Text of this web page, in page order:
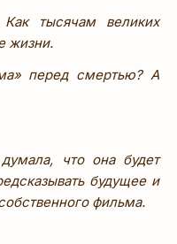
тысячам великих
жизни.
перед смертью? А
что она будет
будущее и
фильма.